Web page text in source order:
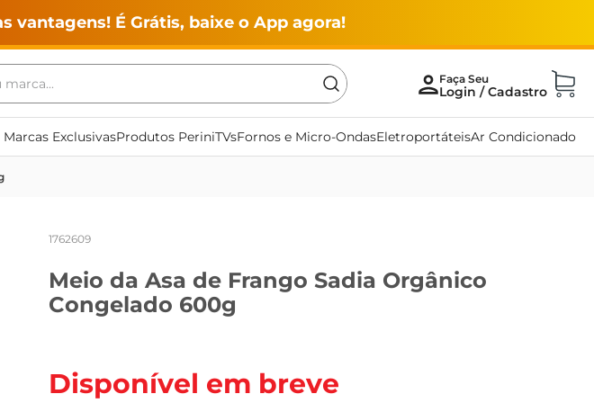
vantagens! É Grátis, baixe o App agora!
marca...
Marcas ExclusivasProdutos PeriniTVsFornos e Micro-OndasEletroportáteisAr Condicionado
1762609
Meio da Asa de Frango Sadia Orgânico
Congelado 600g
Disponível em breve